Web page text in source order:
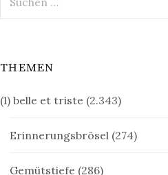
nach:
THEMEN
(1) belle et triste (2.343)
Erinnerungsbrösel (274)
Gemütstiefe (286)